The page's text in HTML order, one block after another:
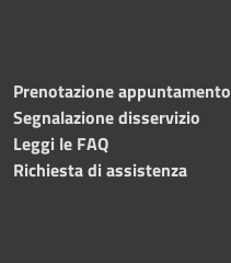
Prenotazione appuntamento
Segnalazione disservizio
Leggi le FAQ
Richiesta di assistenza